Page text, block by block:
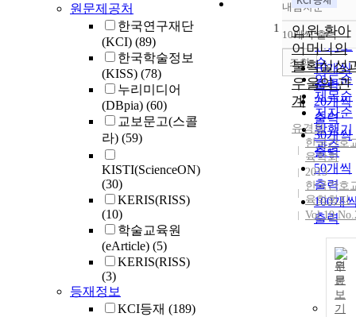
원문제공처
한국연구재단
(KCI) (89)
한국학술정보
(KISS) (78)
누리미디어
(DBpia) (60)
교보문고(스콜
라) (59)
KISTI(ScienceON)
(30)
KERIS(RISS)
(10)
학술교육원
(eArticle) (5)
KERIS(RISS)
(3)
등재정보
KCI등재 (189)
정확도
순
인기도
순
연도순
제목순
저자순
발행기
관순
내림차순
내림차
10개씩 출력
10개씩
출력
20개씩
출력
30개씩
출력
50개씩
출력
100개
출력
조회
1
입원 환아
어머니의
불확실성
우울의 관
계
유경희
한국간호
육학회
2013
한국간호
육학회지
Vol.19
원
문
보
기